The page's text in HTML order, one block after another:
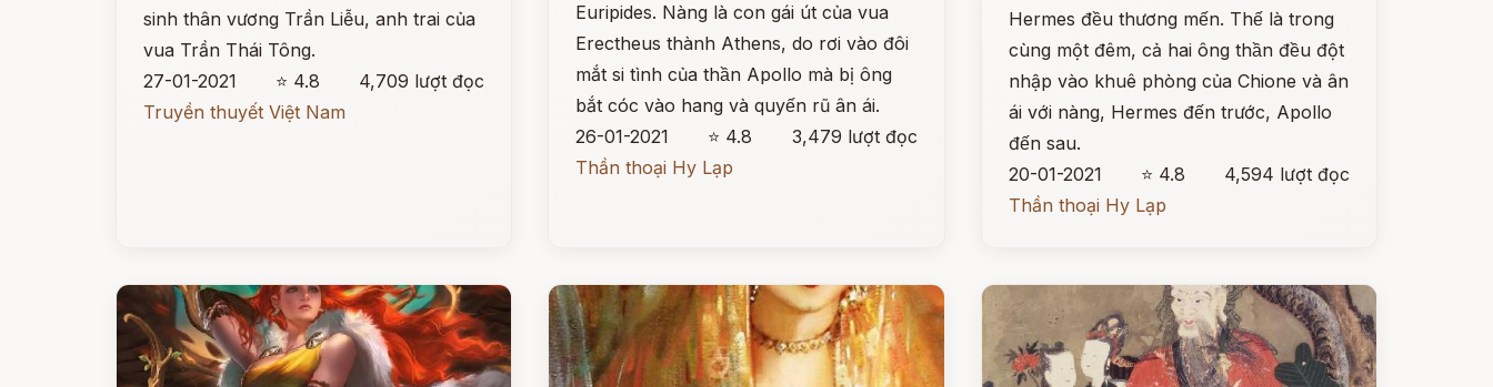
sinh thân vương Trần Liễu, anh trai của
vua Trần Thái Tông.
27-01-2021
⭐ 4.8
4,709 lượt đọc
Truyền thuyết Việt Nam
Euripides. Nàng là con gái út của vua
Erectheus thành Athens, do rơi vào đôi
mắt si tình của thần Apollo mà bị ông
bắt cóc vào hang và quyến rũ ân ái.
26-01-2021
⭐ 4.8
3,479 lượt đọc
Thần thoại Hy Lạp
Hermes đều thương mến. Thế là trong
cùng một đêm, cả hai ông thần đều đột
nhập vào khuê phòng của Chione và ân
ái với nàng, Hermes đến trước, Apollo
đến sau.
20-01-2021
⭐ 4.8
4,594 lượt đọc
Thần thoại Hy Lạp